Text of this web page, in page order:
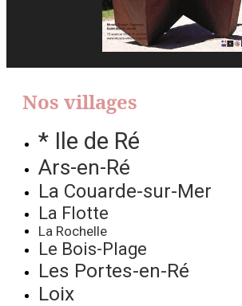
Nos villages
* Ile de Ré
Ars-en-Ré
La Couarde-sur-Mer
La Flotte
La Rochelle
Le Bois-Plage
Les Portes-en-Ré
Loix